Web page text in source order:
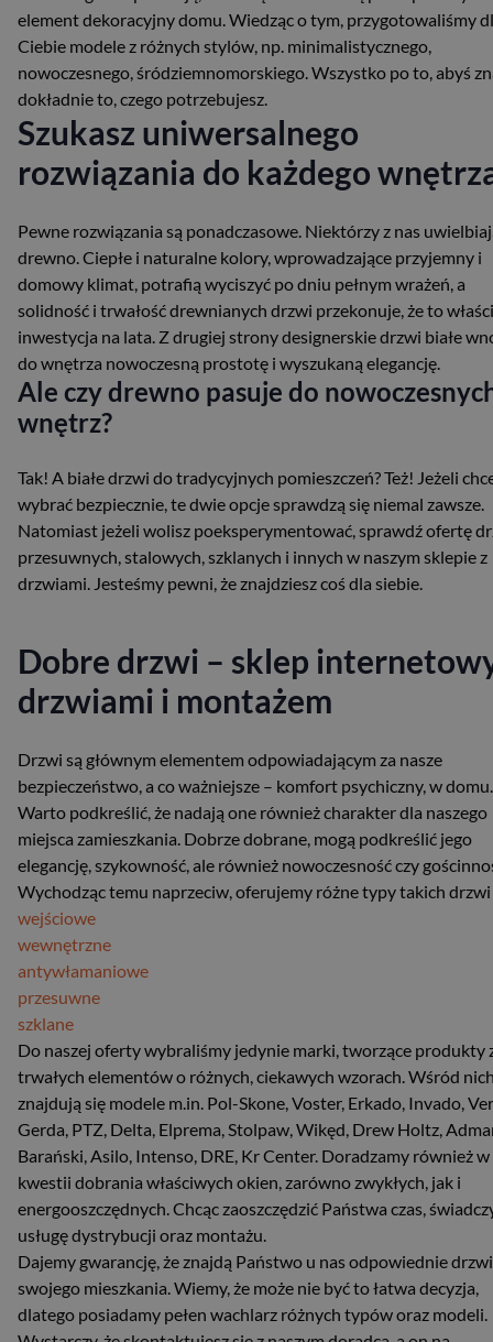
element dekoracyjny domu. Wiedząc o tym, przygotowaliśmy
Ciebie modele z różnych stylów, np. minimalistycznego,
nowoczesnego, śródziemnomorskiego. Wszystko po to, abyś
dokładnie to, czego potrzebujesz.
Szukasz uniwersalnego
rozwiązania do każdego
Pewne rozwiązania są ponadczasowe. Niektórzy z nas
drewno. Ciepłe i naturalne kolory, wprowadzające przyjemny i
domowy klimat, potrafią wyciszyć po dniu pełnym wrażeń, a
solidność i trwałość drewnianych drzwi przekonuje, że to
inwestycja na lata. Z drugiej strony designerskie drzwi białe
do wnętrza nowoczesną prostotę i wyszukaną elegancję.
Ale czy drewno pasuje do
wnętrz?
Tak! A białe drzwi do tradycyjnych pomieszczeń? Też! Jeżeli
wybrać bezpiecznie, te dwie opcje sprawdzą się niemal zawsze.
Natomiast jeżeli wolisz poeksperymentować, sprawdź ofertę
przesuwnych, stalowych, szklanych i innych w naszym sklepie z
drzwiami. Jesteśmy pewni, że znajdziesz coś dla siebie.
Dobre drzwi – sklep
drzwiami i montażem
Drzwi są głównym elementem odpowiadającym za nasze
bezpieczeństwo, a co ważniejsze – komfort psychiczny, w domu.
Warto podkreślić, że nadają one również charakter dla naszego
miejsca zamieszkania. Dobrze dobrane, mogą podkreślić jego
elegancję, szykowność, ale również nowoczesność czy
Wychodząc temu naprzeciw, oferujemy różne typy takich
wejściowe
wewnętrzne
antywłamaniowe
przesuwne
szklane
Do naszej oferty wybraliśmy jedynie marki, tworzące produkty
trwałych elementów o różnych, ciekawych wzorach. Wśród
znajdują się modele m.in. Pol-Skone, Voster, Erkado, Invado,
Gerda, PTZ, Delta, Elprema, Stolpaw, Wikęd, Drew Holtz,
Barański, Asilo, Intenso, DRE, Kr Center. Doradzamy również w
kwestii dobrania właściwych okien, zarówno zwykłych, jak i
energooszczędnych. Chcąc zaoszczędzić Państwa czas,
usługę dystrybucji oraz montażu.
Dajemy gwarancję, że znajdą Państwo u nas odpowiednie
swojego mieszkania. Wiemy, że może nie być to łatwa decyzja,
dlatego posiadamy pełen wachlarz różnych typów oraz modeli.